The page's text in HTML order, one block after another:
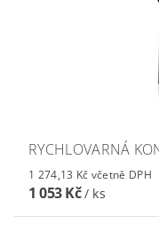
RYCHLOVARNÁ
1 274,13 Kč včetně DPH
1 053 Kč/ ks